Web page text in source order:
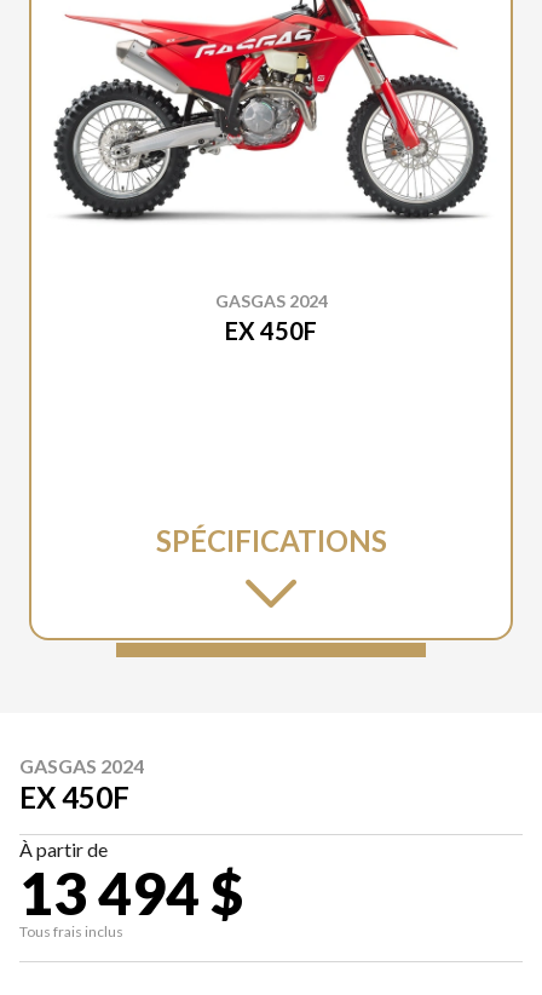
GASGAS 2024
EX 450F
SPÉCIFICATIONS
GASGAS 2024
EX 450F
À partir de
13 494 $
Tous frais inclus